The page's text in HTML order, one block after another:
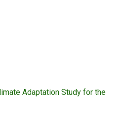
Adaptation Study for the